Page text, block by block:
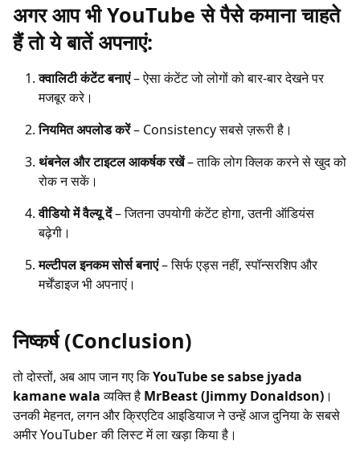
अगर आप भी YouTube से पैसे कमाना चाहते
हैं तो ये बातें अपनाएं:
क्वालिटी कंटेंट बनाएं– ऐसा कंटेंट जो लोगों को बार-बार देखने पर
मजबूर करे।
नियमित अपलोड करें– Consistency सबसे ज़रूरी है।
थंबनेल और टाइटल आकर्षक रखें– ताकि लोग क्लिक करने से खुद को
रोक न सकें।
वीडियो में वैल्यू दें– जितना उपयोगी कंटेंट होगा, उतनी ऑडियंस
बढ़ेगी।
मल्टीपल इनकम सोर्स बनाएं– सिर्फ एड्स नहीं, स्पॉन्सरशिप और
मर्चेंडाइज भी अपनाएं।
निष्कर्ष (Conclusion)
तो दोस्तों, अब आप जान गए किYouTube se sabse jyada
kamane walaव्यक्ति है MrBeast (Jimmy Donaldson) ।
उनकी मेहनत, लगन और क्रिएटिव आइडियाज ने उन्हें आज दुनिया के सबसे
अमीर YouTuber की लिस्ट में ला खड़ा किया है।